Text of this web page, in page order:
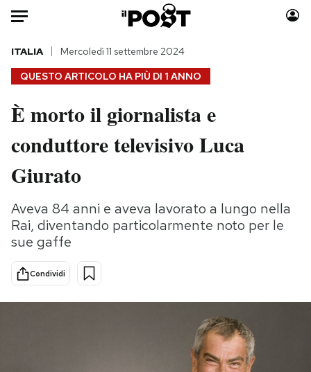
Auto
HOME
Italia
Politica
Tecnologia
Scienza
Cultura
Sport
Moda
Consumismi
Media
QUESTO ARTICOLO HA PIÙ DI 1 ANNO
ITALIA Mercoledì 11 settembre 2024
È morto il giornalista e
conduttore televisivo Luca
Giurato
Aveva 84 anni e aveva lavorato a lungo nella
Rai, diventando particolarmente noto per le
sue gaffe
Condividi